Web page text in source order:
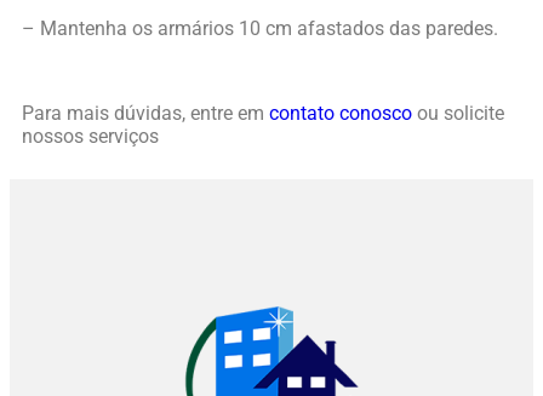
– Mantenha os armários 10 cm afastados das paredes.
Para mais dúvidas, entre em contato conosco ou solicite
nossos serviços